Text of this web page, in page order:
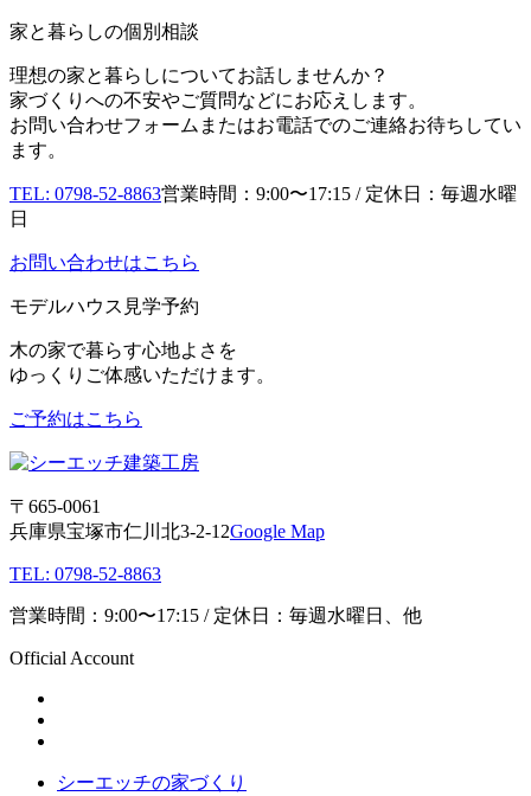
家と暮らしの個別相談
理想の家と暮らしについてお話しませんか？
家づくりへの不安やご質問などにお応えします。
お問い合わせフォームまたはお電話でのご連絡お待ちしてい
ます。
TEL: 0798-52-8863営業時間：9:00〜17:15 / 定休日：毎週水曜
日
お問い合わせはこちら
モデルハウス見学予約
木の家で暮らす心地よさを
ゆっくりご体感いただけます。
ご予約はこちら
〒665-0061
兵庫県宝塚市仁川北3-2-12Google Map
TEL: 0798-52-8863
営業時間：9:00〜17:15 / 定休日：毎週水曜日、他
Official Account
シーエッチの家づくり